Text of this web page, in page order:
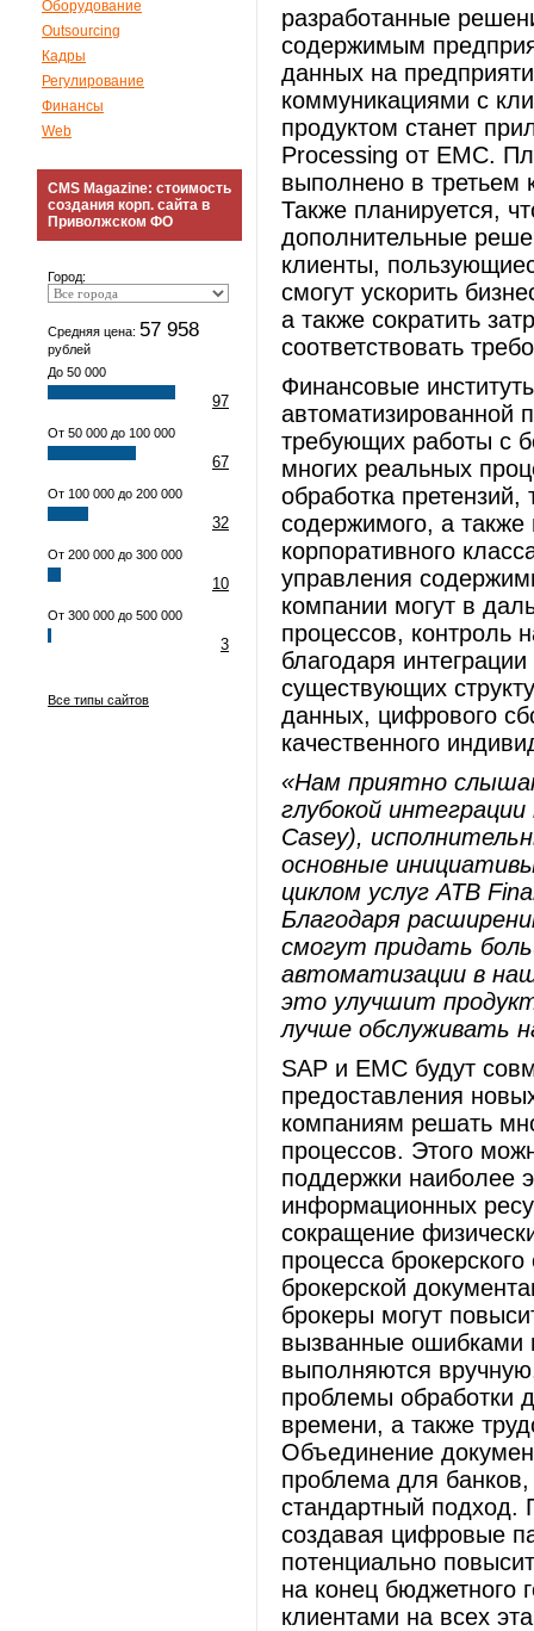
Оборудование
Outsourcing
Кадры
Регулирование
Финансы
Web
CMS Magazine: стоимость
создания корп. сайта в
Приволжском ФО
Город:
Средняя цена: 57 958
рублей
До 50 000
97
От 50 000 до 100 000
67
От 100 000 до 200 000
32
От 200 000 до 300 000
10
От 300 000 до 500 000
3
Все типы сайтов
разработанные
содержимым
данных на
коммуникациями с
продуктом станет
Processing от EMC.
выполнено в третьем
Также планируется,
дополнительные
клиенты,
смогут ускорить
а также сократить
соответствовать
Финансовые
автоматизированной
требующих работы с
многих реальных
обработка
содержимого, а
корпоративного
управления
компании могут в
процессов, контроль
благодаря
существующих
данных, цифрового
качественного
«Нам приятно
глубокой
Casey),
основные
циклом услугATB
Благодаря
смогут придать
автоматизации в
это улучшит
лучше обслуживать
SAP и EMC будут
предоставления
компаниям решать
процессов. Этого
поддержки наиболее
информационных
сокращение
процесса
брокерской
брокеры могут
вызванные
выполняются
проблемы обработки
времени, а также
Объединение
проблема для
стандартный
создавая цифровые
потенциально
на конец бюджетного
клиентами на всех